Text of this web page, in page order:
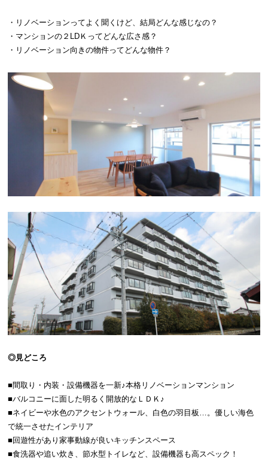
・リノベーションってよく聞くけど、結局どんな感じなの？
・マンションの２LDＫってどんな広さ感？
・リノベーション向きの物件ってどんな物件？
◎見どころ
■間取り・内装・設備機器を一新♪本格リノベーションマンション
■バルコニーに面した明るく開放的なＬＤＫ♪
■ネイビーや水色のアクセントウォール、白色の羽目板…。優しい海色
で統一させたインテリア
■回遊性があり家事動線が良いキッチンスペース
■食洗器や追い炊き、節水型トイレなど、設備機器も高スペック！